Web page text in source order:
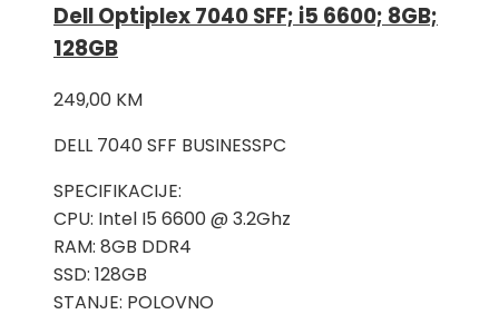
Dell Optiplex 7040 SFF; i5 6600; 8GB;
128GB
249,00 KM
DELL 7040 SFF BUSINESSPC
SPECIFIKACIJE:
CPU: Intel I5 6600 @ 3.2Ghz
RAM: 8GB DDR4
SSD: 128GB
STANJE: POLOVNO